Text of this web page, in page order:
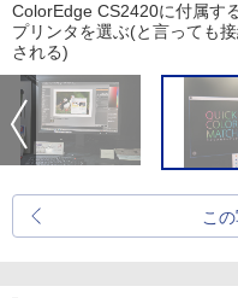
ColorEdge CS2420に付属す
プリンタを選ぶ(と言っても
される)
こ